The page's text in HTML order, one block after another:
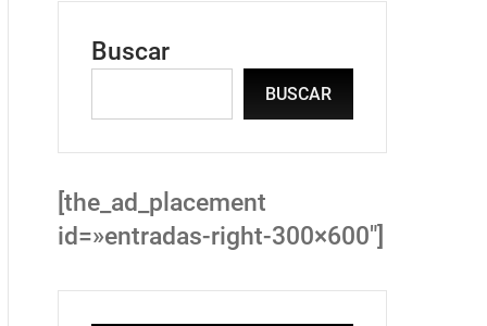
Buscar
BUSCAR
[the_ad_placement
id=»entradas-right-300×600″]